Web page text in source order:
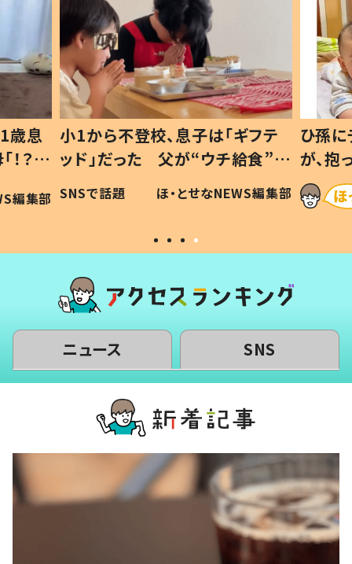
歳息
？」
編集部
小1から不登校、息子は「ギフテ
ッド」だった 父が“ウチ給食”を
作り続ける理由とは #令和の親
#令和の子
SNSで話題 ほ・とせなNEWS編集部
ひ孫
が、
「涙が
い」
ニュース SNS